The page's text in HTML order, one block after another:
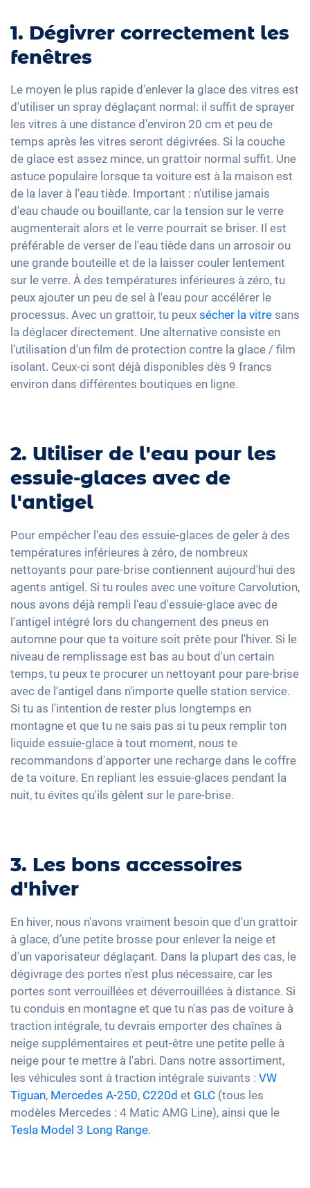
1. Dégivrer correctement les
fenêtres
Le moyen le plus rapide d'enlever la glace des vitres est
d'utiliser un spray déglaçant normal: il suffit de sprayer
les vitres à une distance d'environ 20 cm et peu de
temps après les vitres seront dégivrées. Si la couche
de glace est assez mince, un grattoir normal suffit. Une
astuce populaire lorsque ta voiture est à la maison est
de la laver à l'eau tiède. Important : n’utilise jamais
d'eau chaude ou bouillante, car la tension sur le verre
augmenterait alors et le verre pourrait se briser. Il est
préférable de verser de l'eau tiède dans un arrosoir ou
une grande bouteille et de la laisser couler lentement
sur le verre. À des températures inférieures à zéro, tu
peux ajouter un peu de sel à l'eau pour accélérer le
processus. Avec un grattoir, tu peux sécher la vitre sans
la déglacer directement. Une alternative consiste en
l’utilisation d’un film de protection contre la glace / film
isolant. Ceux-ci sont déjà disponibles dès 9 francs
environ dans différentes boutiques en ligne.
2. Utiliser de l'eau pour les
essuie-glaces avec de
l'antigel
Pour empêcher l'eau des essuie-glaces de geler à des
températures inférieures à zéro, de nombreux
nettoyants pour pare-brise contiennent aujourd'hui des
agents antigel. Si tu roules avec une voiture Carvolution,
nous avons déjà rempli l'eau d'essuie-glace avec de
l'antigel intégré lors du changement des pneus en
automne pour que ta voiture soit prête pour l'hiver. Si le
niveau de remplissage est bas au bout d'un certain
temps, tu peux te procurer un nettoyant pour pare-brise
avec de l'antigel dans n'importe quelle station service.
Si tu as l'intention de rester plus longtemps en
montagne et que tu ne sais pas si tu peux remplir ton
liquide essuie-glace à tout moment, nous te
recommandons d'apporter une recharge dans le coffre
de ta voiture. En repliant les essuie-glaces pendant la
nuit, tu évites qu'ils gèlent sur le pare-brise.
3. Les bons accessoires
d'hiver
En hiver, nous n'avons vraiment besoin que d'un grattoir
à glace, d’une petite brosse pour enlever la neige et
d'un vaporisateur déglaçant. Dans la plupart des cas, le
dégivrage des portes n'est plus nécessaire, car les
portes sont verrouillées et déverrouillées à distance. Si
tu conduis en montagne et que tu n'as pas de voiture à
traction intégrale, tu devrais emporter des chaînes à
neige supplémentaires et peut-être une petite pelle à
neige pour te mettre à l'abri. Dans notre assortiment,
les véhicules sont à traction intégrale suivants : VW
Tiguan, Mercedes A-250, C220d et GLC (tous les
modèles Mercedes : 4 Matic AMG Line), ainsi que le
Tesla Model 3 Long Range.